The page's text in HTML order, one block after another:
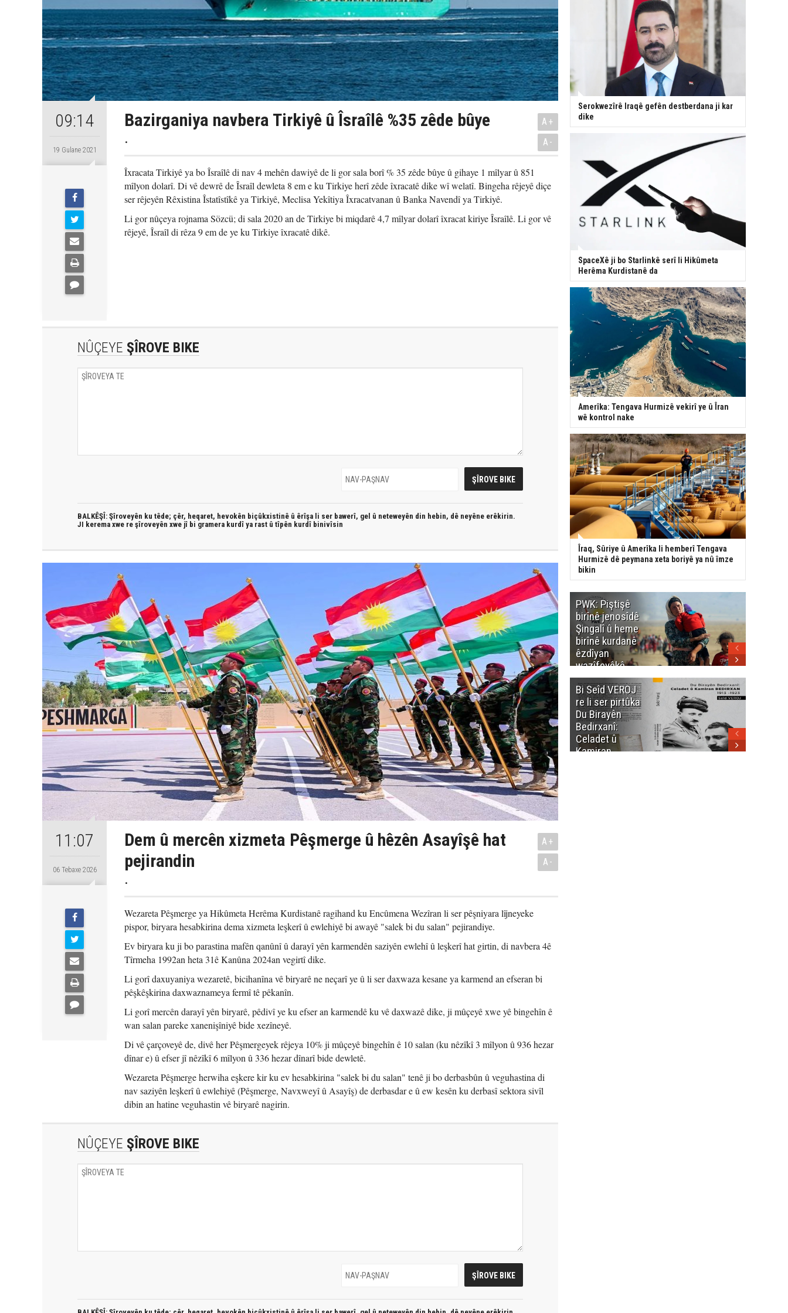
09:14
19 Gulane 2021
Bazirganiya navbera Tirkiyê û Îsraîlê %35 zêde bûye
.
A+
A-
Îxracata Tirkiyê ya bo Îsraîlê di nav 4 mehên dawiyê de li gor sala borî % 35 zêde bûye û gihaye 1 mîlyar û 851
mîlyon dolarî. Di vê dewrê de Îsraîl dewleta 8 em e ku Tirkiye herî zêde îxracatê dike wî welatî. Bingeha rêjeyê diçe
ser rêjeyên Rêxistina Îstatîstîkê ya Tirkiyê, Meclisa Yekîtiya Îxracatvanan û Banka Navendî ya Tirkiyê.
Li gor nûçeya rojnama Sözcü; di sala 2020 an de Tirkiye bi miqdarê 4,7 mîlyar dolarî îxracat kiriye Îsraîlê. Li gor vê
rêjeyê, Îsraîl di rêza 9 em de ye ku Tirkiye îxracatê dikê.
NÛÇEYE ŞÎROVE BIKE
BALKÊŞÎ: Şîroveyên ku têde; çêr, heqaret, hevokên biçûkxistinê û êrîşa li ser bawerî, gel û neteweyên din hebin, dê neyêne erêkirin.
JI kerema xwe re şîroveyên xwe jî bi gramera kurdî ya rast û tîpên kurdî binivîsin
11:07
06 Tebaxe 2026
Dem û mercên xizmeta Pêşmerge û hêzên Asayîşê hat
pejirandin
.
A+
A-
Wezareta Pêşmerge ya Hikûmeta Herêma Kurdistanê ragihand ku Encûmena Wezîran li ser pêşniyara lîjneyeke
pispor, biryara hesabkirina dema xizmeta leşkerî û ewlehiyê bi awayê "salek bi du salan" pejirandiye.
Ev biryara ku ji bo parastina mafên qanûnî û darayî yên karmendên saziyên ewlehî û leşkerî hat girtin, di navbera 4ê
Tîrmeha 1992an heta 31ê Kanûna 2024an vegirtî dike.
Li gorî daxuyaniya wezaretê, bicihanîna vê biryarê ne neçarî ye û li ser daxwaza kesane ya karmend an efseran bi
pêşkêşkirina daxwaznameya fermî tê pêkanîn.
Li gorî mercên darayî yên biryarê, pêdivî ye ku efser an karmendê ku vê daxwazê dike, ji mûçeyê xwe yê bingehîn ê
wan salan pareke xanenişîniyê bide xezîneyê.
Di vê çarçoveyê de, divê her Pêşmergeyek rêjeya 10% ji mûçeyê bingehîn ê 10 salan (ku nêzîkî 3 mîlyon û 936 hezar
dînar e) û efser jî nêzîkî 6 mîlyon û 336 hezar dînarî bide dewletê.
Wezareta Pêşmerge herwiha eşkere kir ku ev hesabkirina "salek bi du salan" tenê ji bo derbasbûn û veguhastina di
nav saziyên leşkerî û ewlehiyê (Pêşmerge, Navxweyî û Asayîş) de derbasdar e û ew kesên ku derbasî sektora sivîl
dibin an hatine veguhastin vê biryarê nagirin.
NÛÇEYE ŞÎROVE BIKE
Serokwezîrê Iraqê gefên destberdana ji kar
dike
SpaceXê ji bo Starlinkê serî li Hikûmeta
Herêma Kurdistanê da
Amerîka: Tengava Hurmizê vekirî ye û Îran
wê kontrol nake
Îraq, Sûriye û Amerîka li hemberî Tengava
Hurmizê dê peymana xeta boriyê ya nû îmze
bikin
PWK: Piştişê
birînê jenosîdê
Şingalî û heme
birînê kurdanê
êzdîyan
wazîfeyêkê
neteweyî yê
heme kurdanê
dinya yo
Bi Seîd VEROJ
re li ser pirtûka
Du Birayên
Bedirxanî:
Celadet û
Kamiran